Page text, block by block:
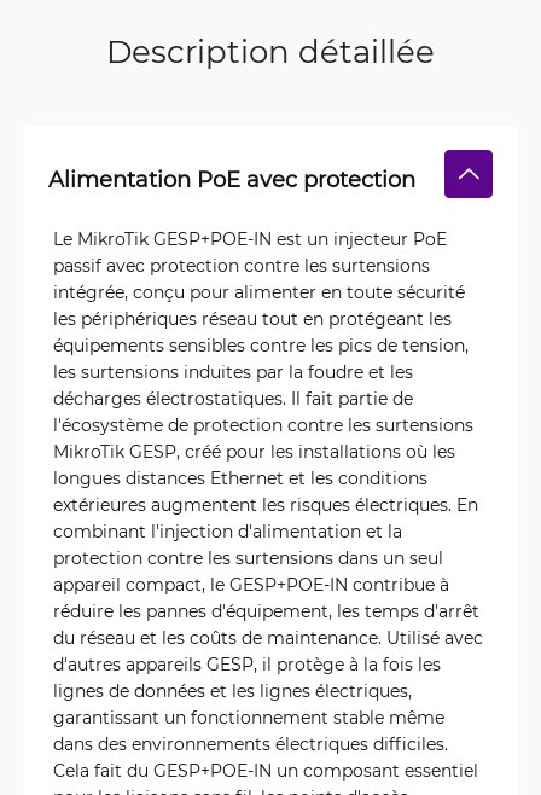
Description détaillée
Alimentation PoE avec protection
Le MikroTik GESP+POE-IN est un injecteur PoE
passif avec protection contre les surtensions
intégrée, conçu pour alimenter en toute sécurité
les périphériques réseau tout en protégeant les
équipements sensibles contre les pics de tension,
les surtensions induites par la foudre et les
décharges électrostatiques. Il fait partie de
l'écosystème de protection contre les surtensions
MikroTik GESP, créé pour les installations où les
longues distances Ethernet et les conditions
extérieures augmentent les risques électriques. En
combinant l'injection d'alimentation et la
protection contre les surtensions dans un seul
appareil compact, le GESP+POE-IN contribue à
réduire les pannes d'équipement, les temps d'arrêt
du réseau et les coûts de maintenance. Utilisé avec
d'autres appareils GESP, il protège à la fois les
lignes de données et les lignes électriques,
garantissant un fonctionnement stable même
dans des environnements électriques difficiles.
Cela fait du GESP+POE-IN un composant essentiel